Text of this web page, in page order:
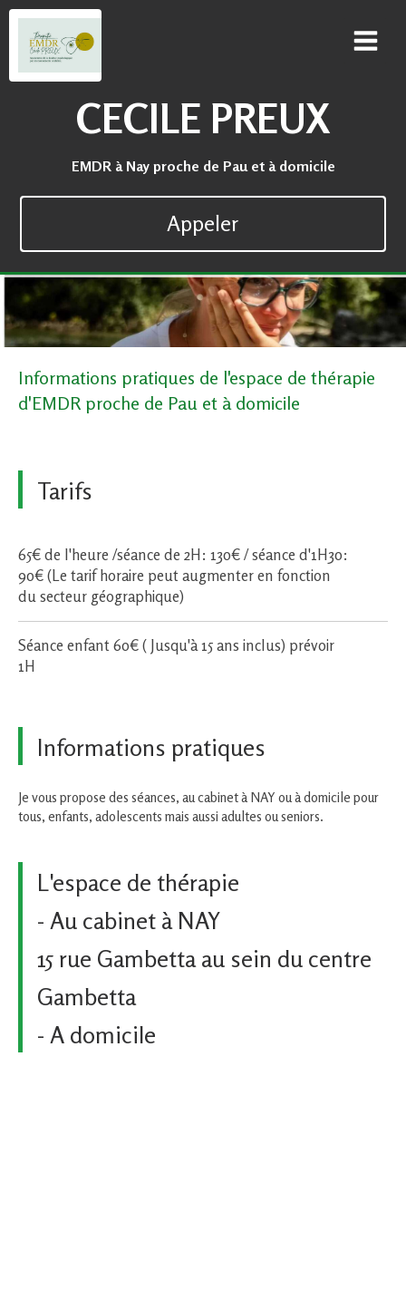
CECILE PREUX
EMDR à Nay proche de Pau et à domicile
Appeler
Informations pratiques de l'espace de thérapie
d'EMDR proche de Pau et à domicile
Tarifs
65€ de l'heure /séance de 2H: 130€ / séance d'1H30:
90€ (Le tarif horaire peut augmenter en fonction
du secteur géographique)
Séance enfant 60€ ( Jusqu'à 15 ans inclus) prévoir
1H
Informations pratiques
Je vous propose des séances, au cabinet à NAY ou à domicile pour
tous, enfants, adolescents mais aussi adultes ou seniors.
L'espace de thérapie
- Au cabinet à NAY
15 rue Gambetta au sein du centre
Gambetta
- A domicile